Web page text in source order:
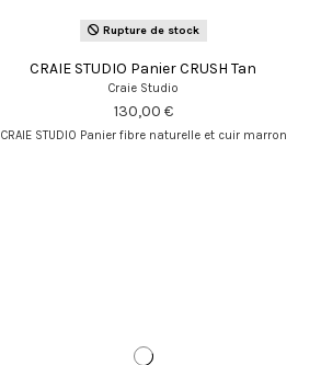
Rupture de stock
CRAIE STUDIO Panier CRUSH Tan
Craie Studio
130,00 €
CRAIE STUDIO Panier fibre naturelle et cuir marron